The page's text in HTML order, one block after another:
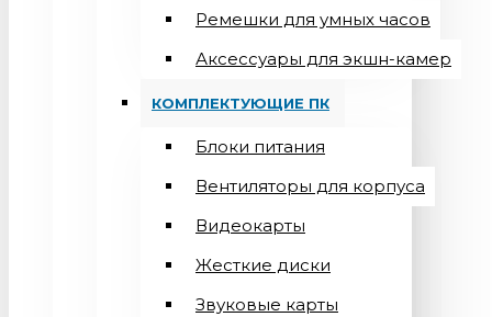
Ремешки для умных часов
Аксессуары для экшн-камер
КОМПЛЕКТУЮЩИЕ ПК
Блоки питания
Вентиляторы для корпуса
Видеокарты
Жесткие диски
Звуковые карты